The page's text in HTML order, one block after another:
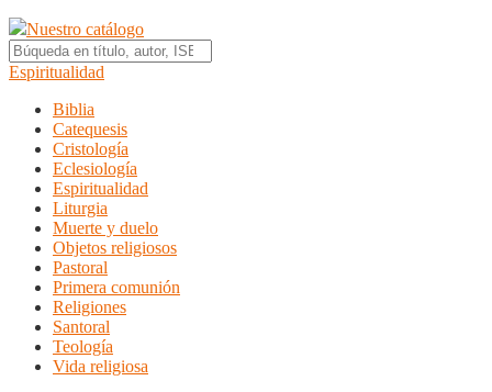
Nuestro catálogo
Espiritualidad
Biblia
Catequesis
Cristología
Eclesiología
Espiritualidad
Liturgia
Muerte y duelo
Objetos religiosos
Pastoral
Primera comunión
Religiones
Santoral
Teología
Vida religiosa